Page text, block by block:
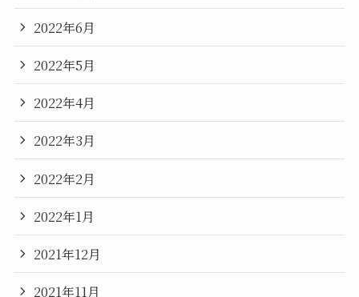
2022年6月
2022年5月
2022年4月
2022年3月
2022年2月
2022年1月
2021年12月
2021年11月